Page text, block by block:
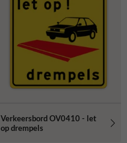
Verkeersbord OV0410 - let
op drempels